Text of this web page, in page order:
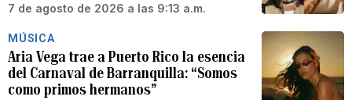
7 de agosto de 2026 a las 9:13 a.m.
MÚSICA
Aria Vega trae a Puerto Rico la esencia
del Carnaval de Barranquilla: “Somos
como primos hermanos”